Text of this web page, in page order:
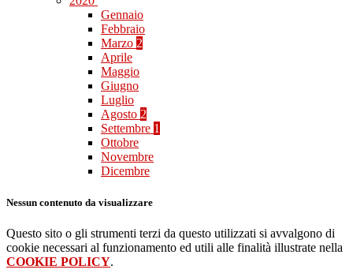
Gennaio
Febbraio
Marzo 2
Aprile
Maggio
Giugno
Luglio
Agosto 2
Settembre 1
Ottobre
Novembre
Dicembre
Nessun contenuto da visualizzare
Questo sito o gli strumenti terzi da questo utilizzati si avvalgono di
cookie necessari al funzionamento ed utili alle finalità illustrate nella
COOKIE POLICY.